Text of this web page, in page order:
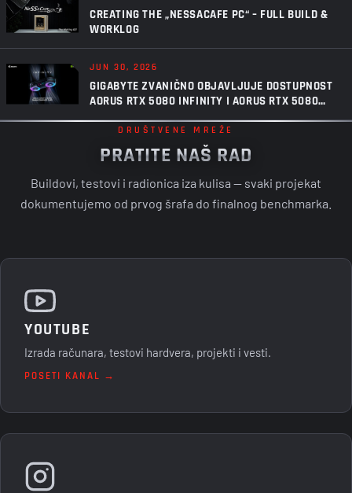
CREATING THE „NESSACAFE PC“ – FULL BUILD &
WORKLOG
JUN 30, 2026
GIGABYTE ZVANIČNO OBJAVLJUJE DOSTUPNOST
AORUS RTX 5080 INFINITY I AORUS RTX 5080
INFINITY WOOD GRAFIČKIH KARTICA
DRUŠTVENE MREŽE
PRATITE NAŠ RAD
Buildovi, testovi i radionica iza kulisa — svaki projekat
dokumentujemo od prvog šrafa do finalnog benchmarka.
YOUTUBE
Izrada računara, testovi hardvera, projekti i vesti.
POSETI KANAL →